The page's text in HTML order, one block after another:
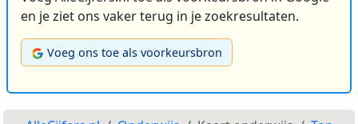
en je ziet ons vaker terug in je zoekresultaten.
Voeg ons toe als voorkeursbron